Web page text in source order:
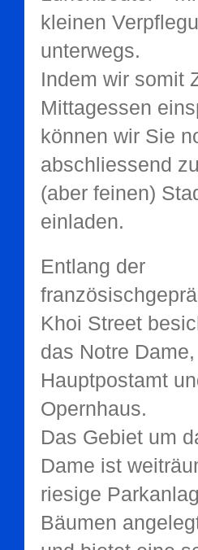
kleinen
unterwegs.
Indem wir somit
Mittagessen
können wir Sie
abschliessend
(aber feinen)
einladen.
Entlang der
Khoi Street
das Notre
Hauptpostamt
Opernhaus.
Das Gebiet um
Dame ist
riesige
Bäumen